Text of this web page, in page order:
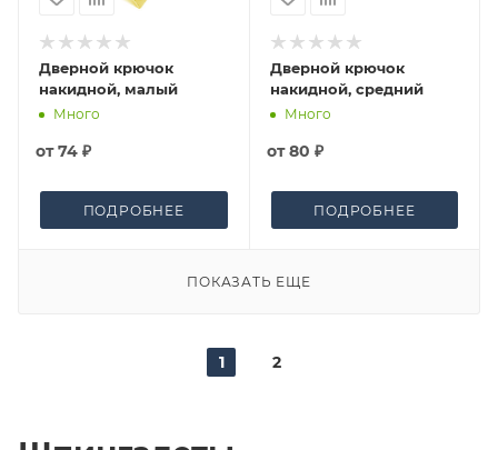
Дверной крючок
накидной, малый
Много
от74 ₽
ПОДРОБНЕЕ
Дверной крючок
накидной, средний
Много
от80 ₽
ПОДРОБНЕЕ
ПОКАЗАТЬ ЕЩЕ
1 2